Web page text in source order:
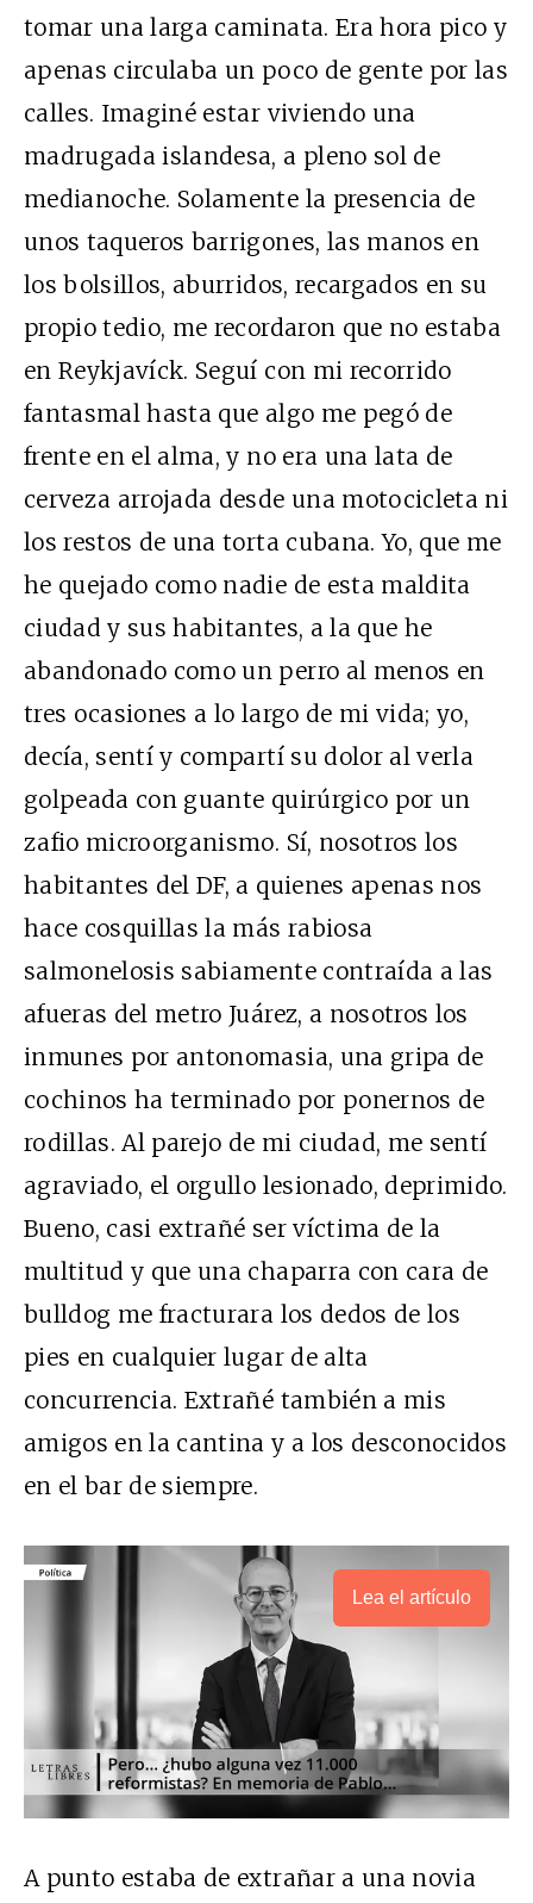
tomar una larga caminata. Era hora pico y
apenas circulaba un poco de gente por las
calles. Imaginé estar viviendo una
madrugada islandesa, a pleno sol de
medianoche. Solamente la presencia de
unos taqueros barrigones, las manos en
los bolsillos, aburridos, recargados en su
propio tedio, me recordaron que no estaba
en Reykjavíck. Seguí con mi recorrido
fantasmal hasta que algo me pegó de
frente en el alma, y no era una lata de
cerveza arrojada desde una motocicleta ni
los restos de una torta cubana. Yo, que me
he quejado como nadie de esta maldita
ciudad y sus habitantes, a la que he
abandonado como un perro al menos en
tres ocasiones a lo largo de mi vida; yo,
decía, sentí y compartí su dolor al verla
golpeada con guante quirúrgico por un
zafio microorganismo. Sí, nosotros los
habitantes del DF, a quienes apenas nos
hace cosquillas la más rabiosa
salmonelosis sabiamente contraída a las
afueras del metro Juárez, a nosotros los
inmunes por antonomasia, una gripa de
cochinos ha terminado por ponernos de
rodillas. Al parejo de mi ciudad, me sentí
agraviado, el orgullo lesionado, deprimido.
Bueno, casi extrañé ser víctima de la
multitud y que una chaparra con cara de
bulldog me fracturara los dedos de los
pies en cualquier lugar de alta
concurrencia. Extrañé también a mis
amigos en la cantina y a los desconocidos
en el bar de siempre.
Lea el artículo
A punto estaba de extrañar a una novia